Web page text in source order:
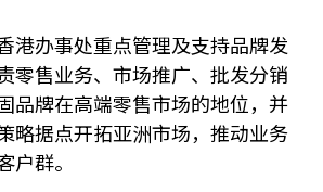
港办事处重点管理及支持品牌发
零售业务、市场推广、批发分销
品牌在高端零售市场的地位，并
略据点开拓亚洲市场，推动业务
户群。